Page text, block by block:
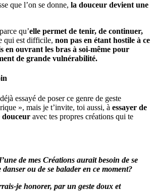
que l’on se donne, la douceur devient une
qu’elle permet de tenir, de continuer,
qui est difficile, non pas en étant hostile à ce
en ouvrant les bras à soi-même pour
de grande vulnérabilité.
essayé de poser ce genre de geste
», mais je t’invite, toi aussi, à essayer de
douceur avec tes propres créations qui te
de mes Créations aurait besoin de se
danser ou de se balader en ce moment?
je honorer, par un geste doux et